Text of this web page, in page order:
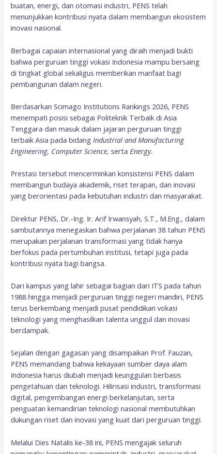
buatan, energi, dan otomasi industri, PENS telah
menunjukkan kontribusi nyata dalam membangun ekosistem
inovasi nasional.
Berbagai capaian internasional yang diraih menjadi bukti
bahwa perguruan tinggi vokasi Indonesia mampu bersaing
di tingkat global sekaligus memberikan manfaat bagi
pembangunan dalam negeri.
Berdasarkan Scimago Institutions Rankings 2026, PENS
menempati posisi sebagai Politeknik Terbaik di Asia
Tenggara dan masuk dalam jajaran perguruan tinggi
terbaik Asia pada bidang Industrial and Manufacturing
Engineering, Computer Science,serta Energy.
Prestasi tersebut mencerminkan konsistensi PENS dalam
membangun budaya akademik, riset terapan, dan inovasi
yang berorientasi pada kebutuhan industri dan masyarakat.
Direktur PENS, Dr.-Ing. Ir. Arif Irwansyah, S.T., M.Eng., dalam
sambutannya menegaskan bahwa perjalanan 38 tahun PENS
merupakan perjalanan transformasi yang tidak hanya
berfokus pada pertumbuhan institusi, tetapi juga pada
kontribusi nyata bagi bangsa.
Dari kampus yang lahir sebagai bagian dari ITS pada tahun
1988 hingga menjadi perguruan tinggi negeri mandiri, PENS
terus berkembang menjadi pusat pendidikan vokasi
teknologi yang menghasilkan talenta unggul dan inovasi
berdampak.
Sejalan dengan gagasan yang disampaikan Prof. Fauzan,
PENS memandang bahwa kekayaan sumber daya alam
Indonesia harus diubah menjadi keunggulan berbasis
pengetahuan dan teknologi. Hilirisasi industri, transformasi
digital, pengembangan energi berkelanjutan, serta
penguatan kemandirian teknologi nasional membutuhkan
dukungan riset dan inovasi yang kuat dari perguruan tinggi.
Melalui Dies Natalis ke-38 ini, PENS mengajak seluruh